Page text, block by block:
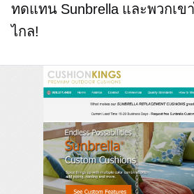
ทดแทน Sunbrella และพวกเข
ไกล!